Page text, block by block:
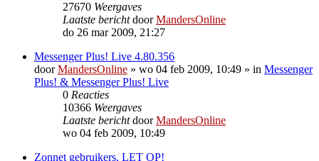
27670 Weergaves
Laatste berichtdoorMandersOnline
do 26 mar 2009, 21:27
Messenger Plus! Live 4.80.356
doorMandersOnline » wo 04 feb 2009, 10:49 » in Messenger
Plus! & Messenger Plus! Live
0 Reacties
10366 Weergaves
Laatste berichtdoorMandersOnline
wo 04 feb 2009, 10:49
Zonnet gebruikers, LET OP!